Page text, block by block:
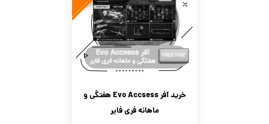
خرید آفر Evo Accsess هفتگی و
ماهانه فری فایر